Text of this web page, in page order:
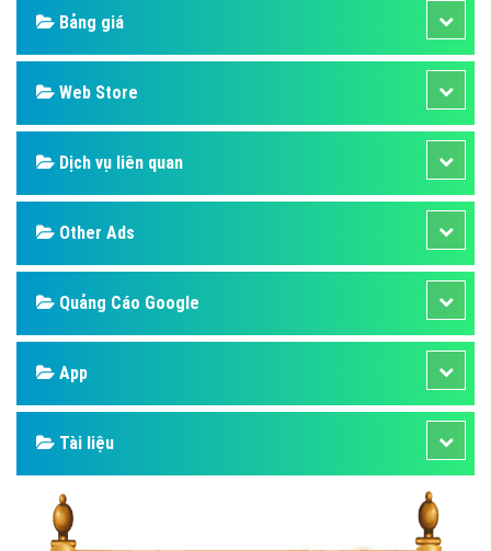
Bảng giá
Web Store
Dịch vụ liên quan
Other Ads
Quảng Cáo Google
App
Tài liệu